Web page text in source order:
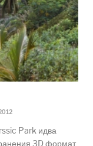
Park идва
3D формат